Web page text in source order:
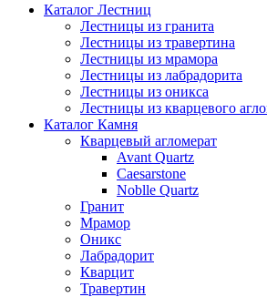
Каталог Лестниц
Лестницы из гранита
Лестницы из травертина
Лестницы из мрамора
Лестницы из лабрадорита
Лестницы из оникса
Лестницы из кварцевого
Каталог Камня
Кварцевый агломерат
Avant Quartz
Caesarstone
Noblle Quartz
Гранит
Мрамор
Оникс
Лабрадорит
Кварцит
Травертин